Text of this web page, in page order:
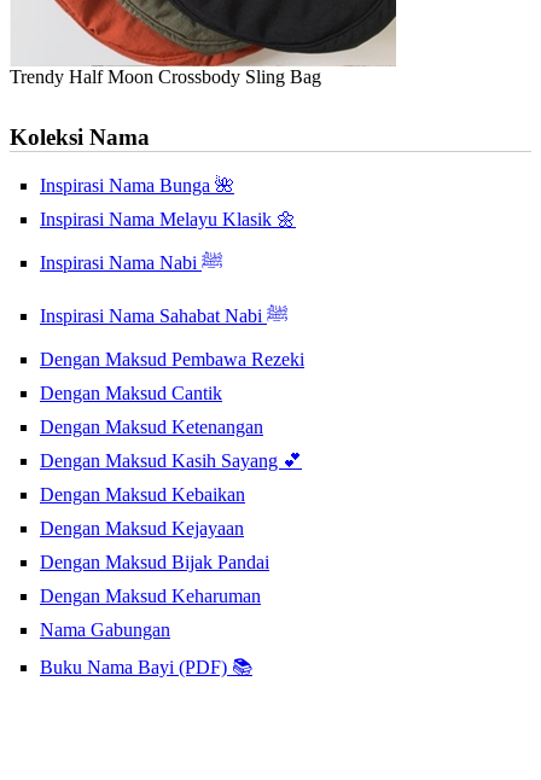
Trendy Half Moon Crossbody Sling Bag
Koleksi Nama
Inspirasi Nama Bunga 🌺
Inspirasi Nama Melayu Klasik 🌼
Inspirasi Nama Nabi ﷺ
Inspirasi Nama Sahabat Nabi ﷺ
Dengan Maksud Pembawa Rezeki
Dengan Maksud Cantik
Dengan Maksud Ketenangan
Dengan Maksud Kasih Sayang 💕
Dengan Maksud Kebaikan
Dengan Maksud Kejayaan
Dengan Maksud Bijak Pandai
Dengan Maksud Keharuman
Nama Gabungan
Buku Nama Bayi (PDF) 📚